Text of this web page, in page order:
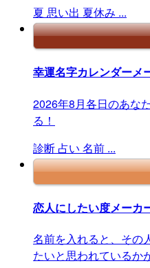
夏 思い出 夏休み ...
幸運名字カレンダーメ
2026年8月各日のあな
る！
診断 占い 名前 ...
恋人にしたい度メーカ
名前を入れると、その
たいと思われているか